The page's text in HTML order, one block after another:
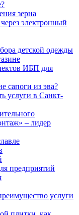
зерна
электронный
детской одежды
ИБП для
сапоги из эва?
услуги в Санкт-
– лидер
предприятий
услуги